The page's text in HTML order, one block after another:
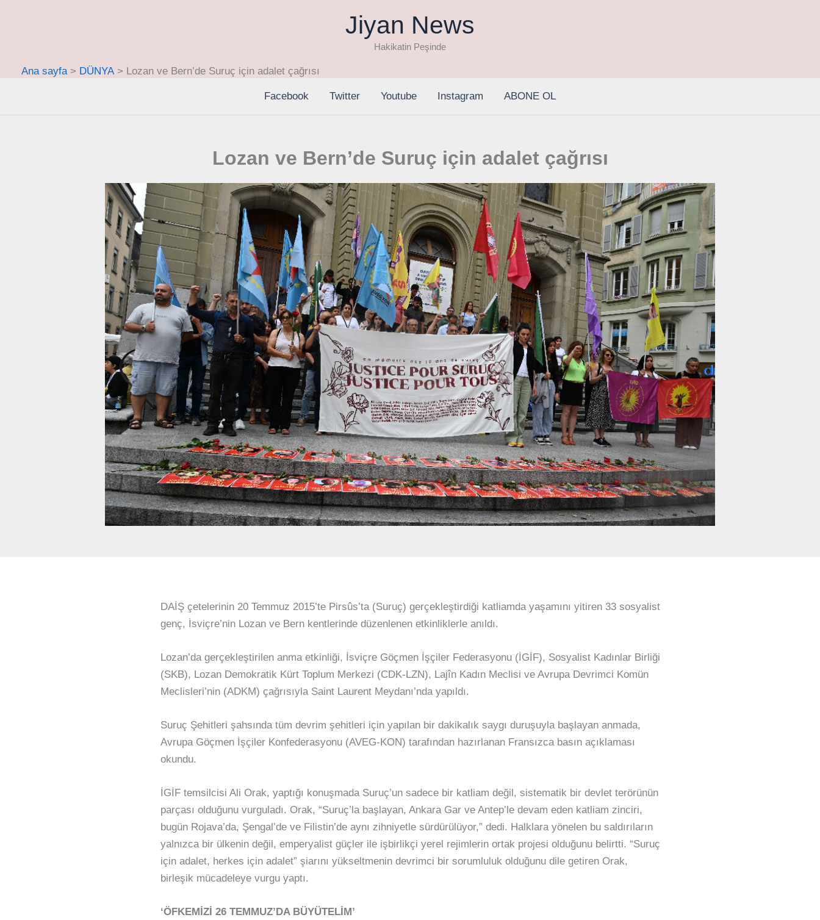
Jiyan News
Hakikatin Peşinde
Ana sayfa DÜNYA Lozan ve Bern’de Suruç için adalet çağrısı
Facebook Twitter Youtube Instagram ABONE OL
Lozan ve Bern’de Suruç için adalet çağrısı
DAİŞ çetelerinin 20 Temmuz 2015’te Pirsûs’ta (Suruç) gerçekleştirdiği katliamda yaşamını yitiren 33 sosyalist
genç, İsviçre’nin Lozan ve Bern kentlerinde düzenlenen etkinliklerle anıldı.
Lozan’da gerçekleştirilen anma etkinliği, İsviçre Göçmen İşçiler Federasyonu (İGİF), Sosyalist Kadınlar Birliği
(SKB), Lozan Demokratik Kürt Toplum Merkezi (CDK-LZN), Lajîn Kadın Meclisi ve Avrupa Devrimci Komün
Meclisleri’nin (ADKM) çağrısıyla Saint Laurent Meydanı’nda yapıldı.
Suruç Şehitleri şahsında tüm devrim şehitleri için yapılan bir dakikalık saygı duruşuyla başlayan anmada,
Avrupa Göçmen İşçiler Konfederasyonu (AVEG-KON) tarafından hazırlanan Fransızca basın açıklaması
okundu.
İGİF temsilcisi Ali Orak, yaptığı konuşmada Suruç’un sadece bir katliam değil, sistematik bir devlet terörünün
parçası olduğunu vurguladı. Orak, “Suruç’la başlayan, Ankara Gar ve Antep’le devam eden katliam zinciri,
bugün Rojava’da, Şengal’de ve Filistin’de aynı zihniyetle sürdürülüyor,” dedi. Halklara yönelen bu saldırıların
yalnızca bir ülkenin değil, emperyalist güçler ile işbirlikçi yerel rejimlerin ortak projesi olduğunu belirtti. “Suruç
için adalet, herkes için adalet” şiarını yükseltmenin devrimci bir sorumluluk olduğunu dile getiren Orak,
birleşik mücadeleye vurgu yaptı.
‘ÖFKEMİZİ 26 TEMMUZ’DA BÜYÜTELİM’